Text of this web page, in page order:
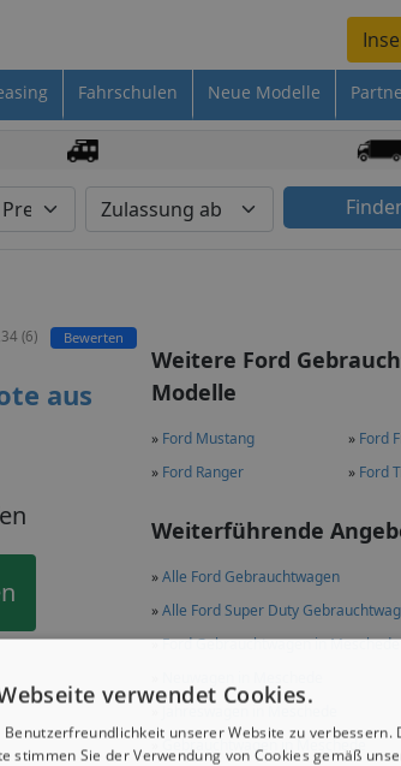
Fahrschulen Neue Modelle
Weitere Ford
Modelle
» Ford Mustang » Ford
» Ford Ranger » Ford
Weiterführende
»Alle Ford Gebrauchtwagen
»Alle Ford Super Duty
»Ford Gebrauchtwagen in Meschede
»Gebrauchtwagen in Meschede
(6) Bewerten
aus
verwendet Cookies.
unserer Website zu verbessern.
stimmen Sie der Verwendung von Cookies gemäß